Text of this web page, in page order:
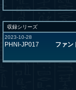
収録シリーズ
2023-10-28
PHNI-JP017 ファン